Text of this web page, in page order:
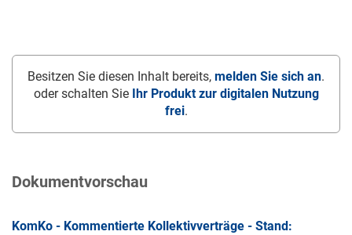
Besitzen Sie diesen Inhalt bereits, melden Sie sich an.
oder schalten Sie
Ihr Produkt zur digitalen Nutzung
frei.
Dokumentvorschau
KomKo - Kommentierte Kollektivverträge - Stand: